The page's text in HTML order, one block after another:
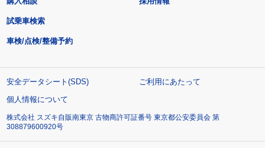
試乗車検索
車検/点検/整備予約
安全データシート(SDS)
ご利用にあたって
個人情報について
株式会社 スズキ自販南東京 古物商許可証番号 東京都公安委員会 第
308879600920号